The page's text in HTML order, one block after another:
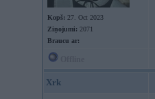
Kopš: 27. Oct 2023
Ziņojumi: 2071
Braucu ar:
Xrk